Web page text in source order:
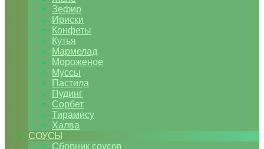
Зефир
Ириски
Конфеты
Кутья
Мармелад
Мороженое
Муссы
Пастила
Пудинг
Сорбет
Тирамису
Халва
СОУСЫ
Сборник соусов